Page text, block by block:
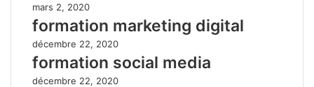
mars 2, 2020
formation marketing digital
décembre 22, 2020
formation social media
décembre 22, 2020